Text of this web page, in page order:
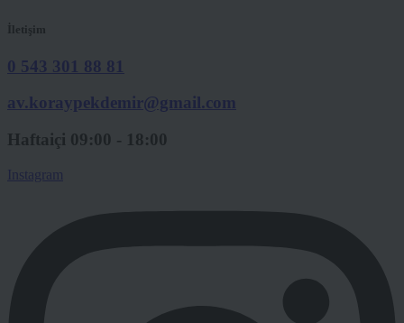
İletişim
0 543 301 88 81
av.koraypekdemir@gmail.com
Haftaiçi 09:00 - 18:00
Instagram